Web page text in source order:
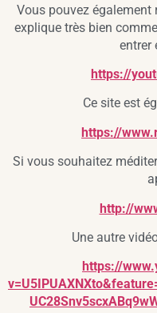
Vous pouvez également
explique très bien
entrer
https://
Ce site est
https://
Si vous souhaitez
http://
Une autre
https://